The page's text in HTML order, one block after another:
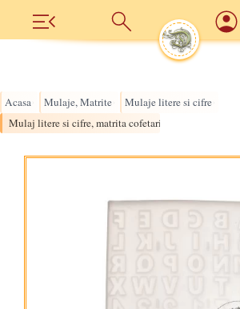
Acasa Mulaje, Matrite Mulaje litere si cifre
Mulaj litere si cifre, matrita cofetarie